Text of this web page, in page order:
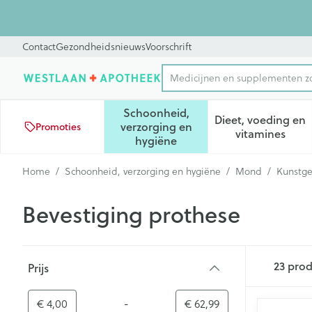
ContactGezondheidsnieuwsVoorschrift
Product, merk, categorie...
Medicijnen en supplementen
Promoties
Schoonheid,
verzorging en
hygiëneToon submenu voor
Dieet, voeding en
vitamines
Toon
Home / Schoonheid, verzorging en hygiëne / Mond /
Bevestiging prothese
Prijs
Minimumwaarde
€ 4,00 - Maximale waarde
€ 62,99
23